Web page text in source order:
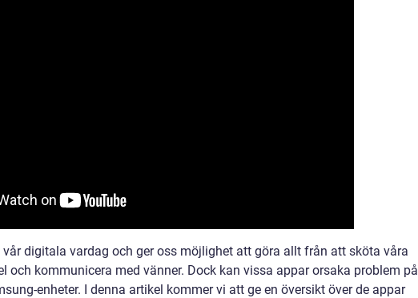
vår digitala vardag och ger oss möjlighet att göra allt från att sköta våra
och kommunicera med vänner. Dock kan vissa appar orsaka problem på
enheter. I denna artikel kommer vi att ge en översikt över de appar